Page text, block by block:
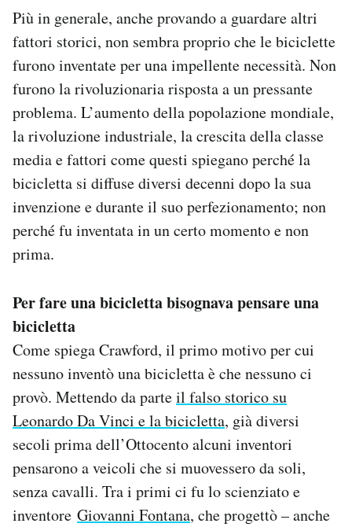
Più in generale, anche provando a guardare altri
fattori storici, non sembra proprio che le biciclette
furono inventate per una impellente necessità. Non
furono la rivoluzionaria risposta a un pressante
problema. L’aumento della popolazione mondiale,
la rivoluzione industriale, la crescita della classe
media e fattori come questi spiegano perché la
bicicletta si diffuse diversi decenni dopo la sua
invenzione e durante il suo perfezionamento; non
perché fu inventata in un certo momento e non
prima.
Per fare una bicicletta bisognava pensare una
bicicletta
Come spiega Crawford, il primo motivo per cui
nessuno inventò una bicicletta è che nessuno ci
provò. Mettendo da parteil falso storico su
Leonardo Da Vinci e la bicicletta, già diversi
secoli prima dell’Ottocento alcuni inventori
pensarono a veicoli che si muovessero da soli,
senza cavalli. Tra i primi ci fu lo scienziato e
inventore Giovanni Fontana, che progettò – anche